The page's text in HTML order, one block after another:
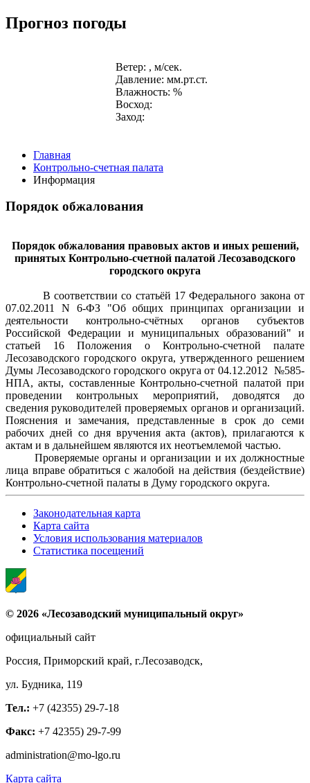
Прогноз погоды
Ветер: , м/сек.
Давление: мм.рт.ст.
Влажность: %
Восход:
Заход:
Главная
Контрольно-счетная палата
Информация
Порядок обжалования
Порядок обжалования правовых актов и иных решений,
принятых Контрольно-счетной палатой Лесозаводского
городского округа
В соответствии со статьёй 17 Федерального закона от
07.02.2011 N 6-ФЗ "Об общих принципах организации и
деятельности контрольно-счётных органов субъектов
Российской Федерации и муниципальных образований" и
статьей 16 Положения о Контрольно-счетной палате
Лесозаводского городского округа, утвержденного решением
Думы Лесозаводского городского округа от 04.12.2012 №585-
НПА,акты, составленные Контрольно-счетной палатой при
проведении контрольных мероприятий, доводятся до
сведения руководителей проверяемых органов и организаций.
Пояснения и замечания, представленные в срок до семи
рабочих дней со дня вручения акта (актов), прилагаются к
актам и в дальнейшем являются их неотъемлемой частью.
Проверяемые органы и организации и их должностные
лица вправе обратиться с жалобой на действия (бездействие)
Контрольно-счетной палаты в Думу городского округа.
Законодательная карта
Карта сайта
Условия использования материалов
Статистика посещений
© 2026 «Лесозаводский муниципальный округ»
официальный сайт
Россия, Приморский край, г.Лесозаводск,
ул. Будника, 119
Тел.: +7 (42355) 29-7-18
Факс: +7 42355) 29-7-99
administration@mo-lgo.ru
Карта сайта